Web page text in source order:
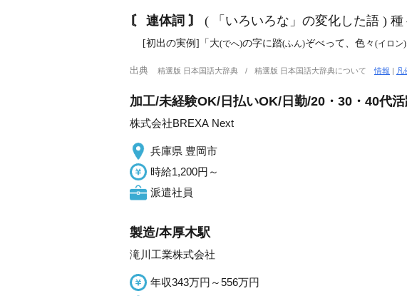
〘 連体詞 〙 ( 「いろいろな」の変化した語 ) 種
[初出の実例]「大(でへ)の字に踏(ふん)ぞべって、色々 (イロン)
出典 精選版 日本国語大辞典 精選版 日本国語大辞典について情報 | 凡
加工/未経験OK/日払いOK/日勤/20・30・40代
株式会社BREXA Next
兵庫県 豊岡市
時給1,200円～
派遣社員
製造/本厚木駅
滝川工業株式会社
年収343万円～556万円